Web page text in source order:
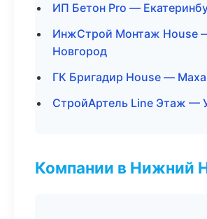
ИП Бетон Pro —
ИнжСтрой Монтаж House
Новгород
ГК Бригадир House —
СтройАртель Line Этаж —
Компании в Нижний